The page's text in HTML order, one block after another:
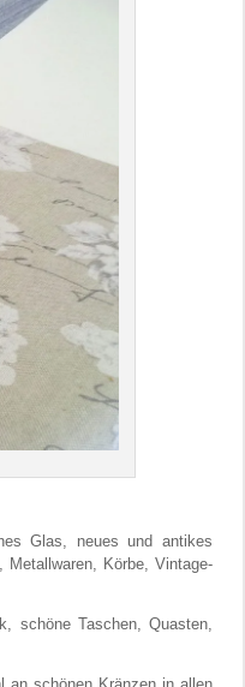
Glas, neues und antikes
Metallwaren, Körbe, Vintage-
schöne Taschen, Quasten,